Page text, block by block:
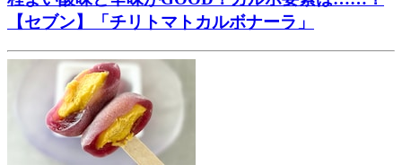
【セブン】「チリトマトカルボナーラ」